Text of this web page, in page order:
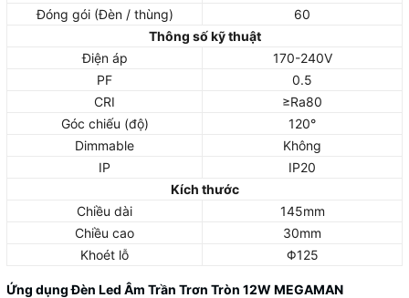
Đóng gói (Đèn / thùng)
60
Thông số kỹ thuật
Điện áp
170-240V
PF
0.5
CRI
≥Ra80
Góc chiếu (độ)
120°
Dimmable
Không
IP
IP20
Kích thước
Chiều dài
145mm
Chiều cao
30mm
Khoét lỗ
Φ125
Ứng dụng Đèn Led Âm Trần Trơn Tròn 12W MEGAMAN